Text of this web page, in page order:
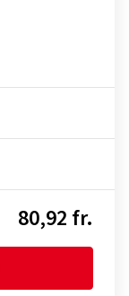
80,92 fr.